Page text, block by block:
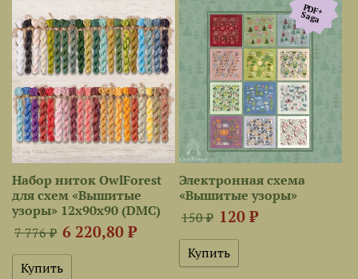
Набор ниток OwlForest
для схем «Вышитые
узоры» 12х90х90 (DMC)
7 776 ₽ 6 220,80 ₽
PDF+
Saga
Электронная схема
«Вышитые узоры»
150 ₽ 120 ₽